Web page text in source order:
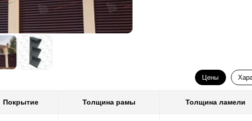
Цены
Покрытие Толщина рамы Толщина ламели